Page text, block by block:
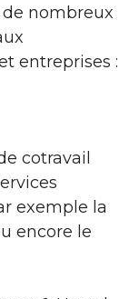
nombreux
entreprises :
cotravail
exemple la
encore le